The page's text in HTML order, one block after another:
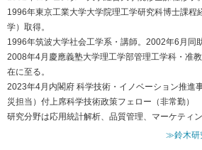
1996年東京工業大学大学院理工学研究科博士課程
学）取得。
1996年筑波大学社会工学系・講師。2002年6月同
2008年4月慶應義塾大学理工学部管理工学科・准
在に至る。
2023年4月内閣府 科学技術・イノベーション推進
災担当）付上席科学技術政策フェロー（非常勤）
研究分野は応用統計解析、品質管理、マーケティン
≫鈴木研